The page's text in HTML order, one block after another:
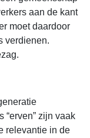
aan de kant
moet daardoor
verdienen.
“erven” zijn vaak
relevantie in de